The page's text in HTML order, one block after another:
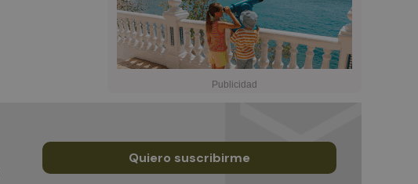
Quiero suscribirme